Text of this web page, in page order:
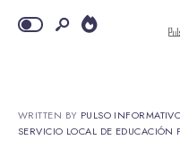
WRITTEN BY PULSO
SERVICIO LOCAL DE EDUCACIÓN